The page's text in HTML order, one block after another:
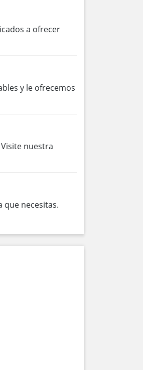
a ofrecer
y le ofrecemos
nuestra
necesitas.